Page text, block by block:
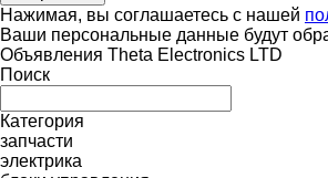
Нажимая, вы соглашаетесь с нашей
Ваши персональные данные будут
Объявления Theta Electronics LTD
Поиск
Категория
запчасти
электрика